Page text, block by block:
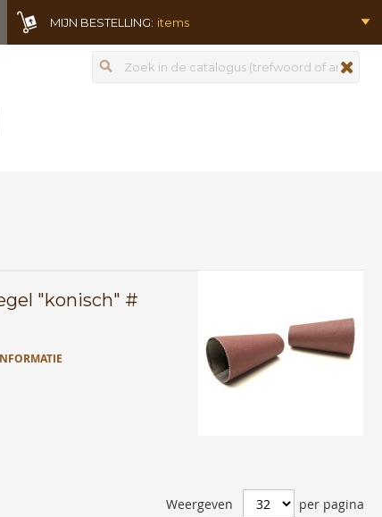
MIJN BESTELLING: items
Zoeken
"konisch" #
Weergeven per pagina